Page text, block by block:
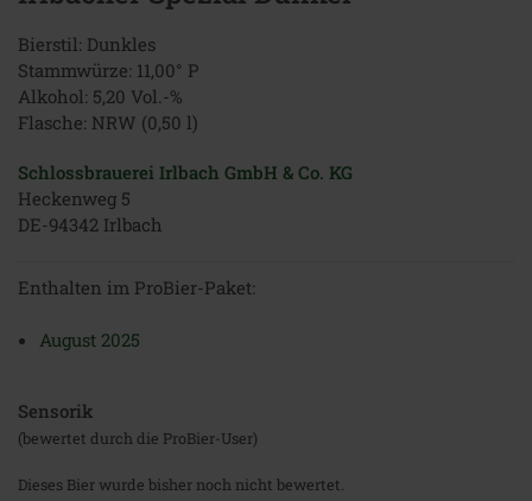
Bierstil: Dunkles
Stammwürze: 11,00° P
Alkohol: 5,20 Vol.-%
Flasche: NRW (0,50 l)
Schlossbrauerei Irlbach GmbH & Co. KG
Heckenweg 5
DE-94342 Irlbach
Enthalten im ProBier-Paket:
August 2025
Sensorik
(bewertet durch die ProBier-User)
Dieses Bier wurde bisher noch nicht bewertet.